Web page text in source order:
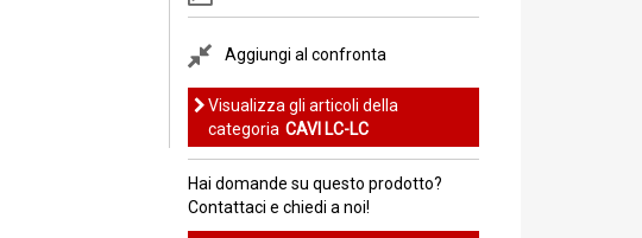
Aggiungi al confronta
Visualizza gli articoli della
categoria CAVI LC-LC
Hai domande su questo prodotto?
Contattaci e chiedi a noi!